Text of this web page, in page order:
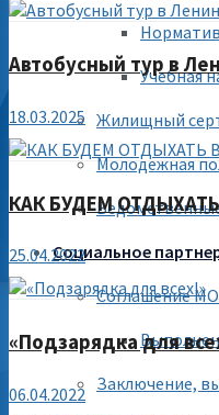
Учебная
Жилищный
Молодежная
Социальное
Соглашение
Заключение,
Автобусный тур в
18.03.2025
КАК БУДЕМ
25.04.2022
«Подзарядка для
06.04.2022